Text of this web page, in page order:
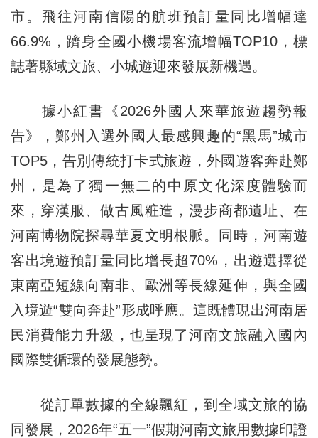
市。飛往河南信陽的航班預訂量同比增幅達
66.9%，躋身全國小機場客流增幅TOP10，標
誌著縣域文旅、小城遊迎來發展新機遇。
據小紅書《2026外國人來華旅遊趨勢報
告》，鄭州入選外國人最感興趣的“黑馬”城市
TOP5，告別傳統打卡式旅遊，外國遊客奔赴鄭
州，是為了獨一無二的中原文化深度體驗而
來，穿漢服、做古風粧造，漫步商都遺址、在
河南博物院探尋華夏文明根脈。同時，河南遊
客出境遊預訂量同比增長超70%，出遊選擇從
東南亞短線向南非、歐洲等長線延伸，與全國
入境遊“雙向奔赴”形成呼應。這既體現出河南居
民消費能力升級，也呈現了河南文旅融入國內
國際雙循環的發展態勢。
從訂單數據的全線飄紅，到全域文旅的協
同發展，2026年“五一”假期河南文旅用數據印證